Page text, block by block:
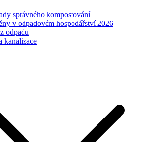
správného kompostování
v odpadovém hospodářství 2026
odpadu
kanalizace